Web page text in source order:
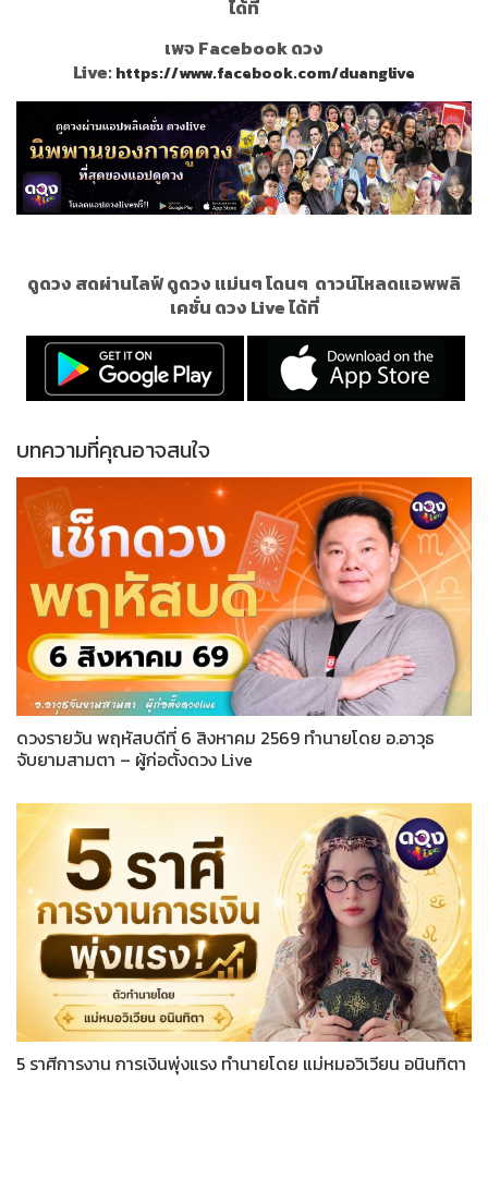
ได้ที่
เพจ Facebook ดวง
Live:https://www.facebook.com/duanglive
ดูดวง สดผ่านไลฟ์ ดูดวง แม่นๆ โดนๆ ดาวน์โหลดแอพพลิ
เคชั่น ดวง Live ได้ที่
บทความที่คุณอาจสนใจ
ดวงรายวัน พฤหัสบดีที่ 6 สิงหาคม 2569 ทำนายโดย อ.อาวุธ
จับยามสามตา – ผู้ก่อตั้งดวง Live
5 ราศีการงาน การเงินพุ่งแรง ทำนายโดย แม่หมอวิเวียน อนินทิตา